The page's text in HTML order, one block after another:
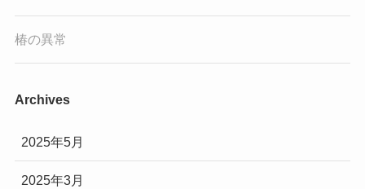
椿の異常
Archives
2025年5月
2025年3月